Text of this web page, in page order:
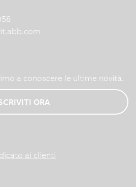
it.abb.com
a conoscere le ultime novità.
ORA
ai clienti